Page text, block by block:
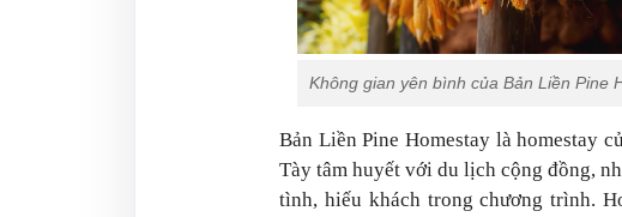
Không gian yên bình của Bản Liền Pine
Bản Liền Pine Homestay là homestay
Tày tâm huyết với du lịch cộng đồng,
tình, hiếu khách trong chương trình.